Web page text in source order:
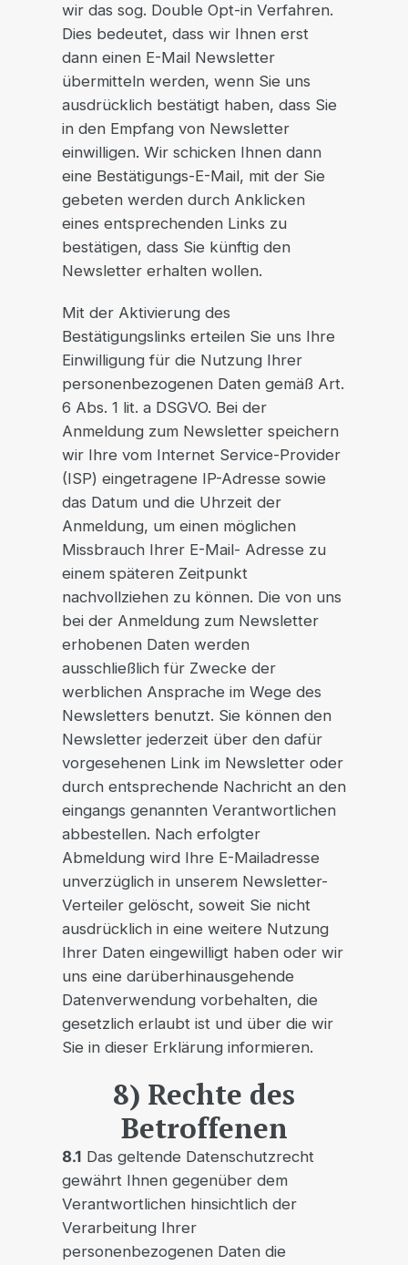
wir das sog. Double Opt-in Verfahren.
Dies bedeutet, dass wir Ihnen erst
dann einen E-Mail Newsletter
übermitteln werden, wenn Sie uns
ausdrücklich bestätigt haben, dass Sie
in den Empfang von Newsletter
einwilligen. Wir schicken Ihnen dann
eine Bestätigungs-E-Mail, mit der Sie
gebeten werden durch Anklicken
eines entsprechenden Links zu
bestätigen, dass Sie künftig den
Newsletter erhalten wollen.
Mit der Aktivierung des
Bestätigungslinks erteilen Sie uns Ihre
Einwilligung für die Nutzung Ihrer
personenbezogenen Daten gemäß Art.
6 Abs. 1 lit. a DSGVO. Bei der
Anmeldung zum Newsletter speichern
wir Ihre vom Internet Service-Provider
(ISP) eingetragene IP-Adresse sowie
das Datum und die Uhrzeit der
Anmeldung, um einen möglichen
Missbrauch Ihrer E-Mail- Adresse zu
einem späteren Zeitpunkt
nachvollziehen zu können. Die von uns
bei der Anmeldung zum Newsletter
erhobenen Daten werden
ausschließlich für Zwecke der
werblichen Ansprache im Wege des
Newsletters benutzt. Sie können den
Newsletter jederzeit über den dafür
vorgesehenen Link im Newsletter oder
durch entsprechende Nachricht an den
eingangs genannten Verantwortlichen
abbestellen. Nach erfolgter
Abmeldung wird Ihre E-Mailadresse
unverzüglich in unserem Newsletter-
Verteiler gelöscht, soweit Sie nicht
ausdrücklich in eine weitere Nutzung
Ihrer Daten eingewilligt haben oder wir
uns eine darüberhinausgehende
Datenverwendung vorbehalten, die
gesetzlich erlaubt ist und über die wir
Sie in dieser Erklärung informieren.
8) Rechte des
Betroffenen
8.1 Das geltende Datenschutzrecht
gewährt Ihnen gegenüber dem
Verantwortlichen hinsichtlich der
Verarbeitung Ihrer
personenbezogenen Daten die